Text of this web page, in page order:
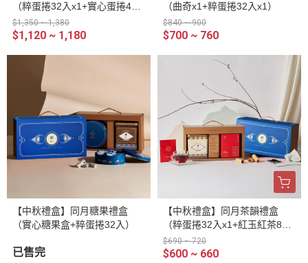
（粹蛋捲32入x1+實心蛋捲4入
x8）
$1,350 ~ 1,380
$1,120 ~ 1,180
（曲奇x1+粹蛋捲32入x1）
$840 ~ 900
$700 ~ 760
【中秋禮盒】同月糖果禮盒
（實心糖果盒+粹蛋捲32入）
已售完
【中秋禮盒】同月茶韻禮盒
（粹蛋捲32入x1+紅玉紅茶8入
／盒）
$690 ~ 720
$600 ~ 660